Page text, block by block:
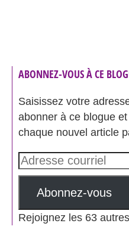
ABONNEZ-VOUS À CE
Saisissez votre
abonner à ce blogue
chaque nouvel article
Adresse
courriel
Abonnez-vous
Rejoignez les 63